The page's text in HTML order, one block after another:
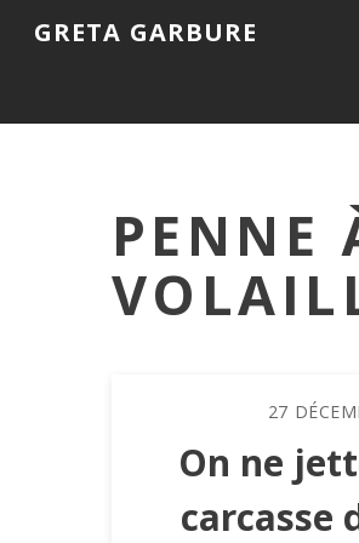
GRETA GARBURE
PENNE
27
On ne
carcasse